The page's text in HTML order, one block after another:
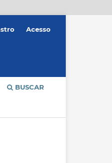
BUSCAR
Acesso